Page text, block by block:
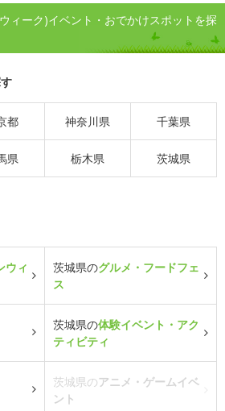
ィーク)イベント・おでかけスポットを探
都 神奈川県 千葉県
県 栃木県 茨城県
ウィ
茨城県のグルメ・フードフェ
ス
茨城県の体験イベント・アク
ティビティ
茨城県のアニメ・ゲームイベ
ント